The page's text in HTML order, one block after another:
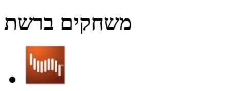
משחקים ברשת